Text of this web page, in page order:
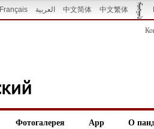
Français العربية 中文简体 中文繁体
Фотогалерея App О